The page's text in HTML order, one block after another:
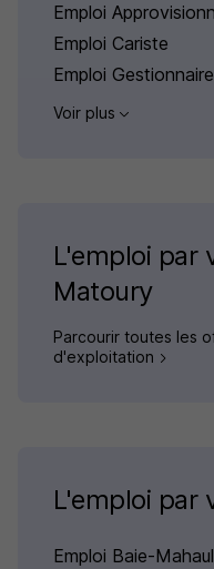
Emploi
Emploi Cariste
Emploi
Voir plus
L'emploi par
Matoury
Parcourir toutes les
d'exploitation
L'emploi par
Emploi Baie-